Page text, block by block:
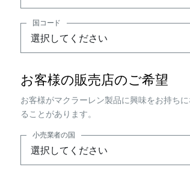
国コード
お客様の販売店のご希望
お客様がマクラーレン製品に興味をお持ち
ることがあります。
小売業者の国